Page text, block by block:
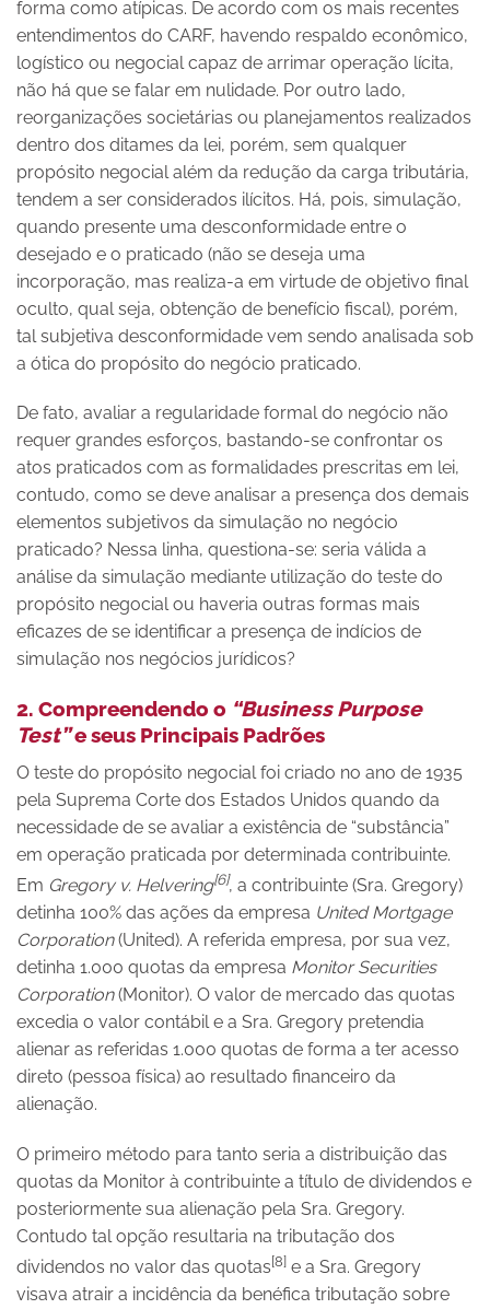
forma como atípicas. De acordo com os mais recentes
entendimentos do CARF, havendo respaldo econômico,
logístico ou negocial capaz de arrimar operação lícita,
não há que se falar em nulidade. Por outro lado,
reorganizações societárias ou planejamentos realizados
dentro dos ditames da lei, porém, sem qualquer
propósito negocial além da redução da carga tributária,
tendem a ser considerados ilícitos. Há, pois, simulação,
quando presente uma desconformidade entre o
desejado e o praticado (não se deseja uma
incorporação, mas realiza-a em virtude de objetivo final
oculto, qual seja, obtenção de benefício fiscal), porém,
tal subjetiva desconformidade vem sendo analisada sob
a ótica do propósito do negócio praticado.
De fato, avaliar a regularidade formal do negócio não
requer grandes esforços, bastando-se confrontar os
atos praticados com as formalidades prescritas em lei,
contudo, como se deve analisar a presença dos demais
elementos subjetivos da simulação no negócio
praticado? Nessa linha, questiona-se: seria válida a
análise da simulação mediante utilização do teste do
propósito negocial ou haveria outras formas mais
eficazes de se identificar a presença de indícios de
simulação nos negócios jurídicos?
2. Compreendendo o “Business Purpose
Test”e seus Principais Padrões
O teste do propósito negocial foi criado no ano de 1935
pela Suprema Corte dos Estados Unidos quando da
necessidade de se avaliar a existência de “substância”
em operação praticada por determinada contribuinte.
Em Gregory v. Helvering[6], a contribuinte (Sra. Gregory)
detinha 100% das ações da empresa United Mortgage
Corporation(United). A referida empresa, por sua vez,
detinha 1.000 quotas da empresa Monitor Securities
Corporation(Monitor). O valor de mercado das quotas
excedia o valor contábil e a Sra. Gregory pretendia
alienar as referidas 1.000 quotas de forma a ter acesso
direto (pessoa física) ao resultado financeiro da
alienação.
O primeiro método para tanto seria a distribuição das
quotas da Monitor à contribuinte a título de dividendos e
posteriormente sua alienação pela Sra. Gregory.
Contudo tal opção resultaria na tributação dos
dividendos no valor das quotas[8] e a Sra. Gregory
visava atrair a incidência da benéfica tributação sobre